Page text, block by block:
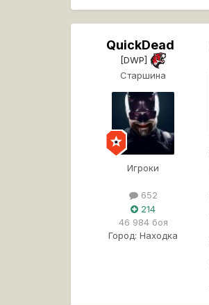
QuickDead
[DWP]
Старшина
Игроки
652
214
46 984 боя
Город: Находка